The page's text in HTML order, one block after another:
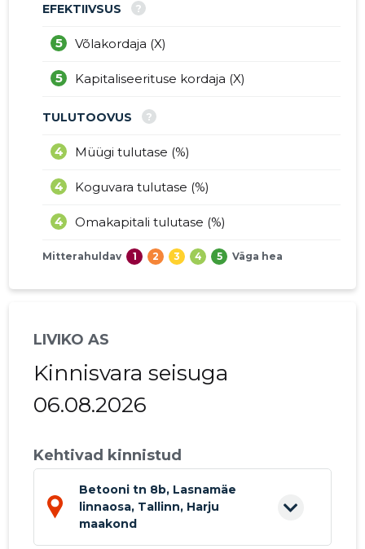
EFEKTIIVSUS ?
Võlakordaja (X)
5
Kapitaliseerituse kordaja (X)
5
TULUTOOVUS ?
Müügi tulutase (%)
4
Koguvara tulutase (%)
4
Omakapitali tulutase (%)
4
Mitterahuldav 1 2 3 4 5 Väga hea
LIVIKO AS
Kinnisvara seisuga
06.08.2026
Kehtivad kinnistud
Betooni tn 8b, Lasnamäe
linnaosa, Tallinn, Harju
maakond